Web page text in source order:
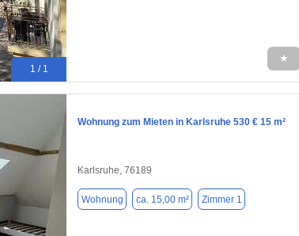
1 / 1
★
Wohnung zum Mieten in Karlsruhe 530 € 15 m²
Karlsruhe, 76189
Wohnung ca. 15,00 m² Zimmer 1